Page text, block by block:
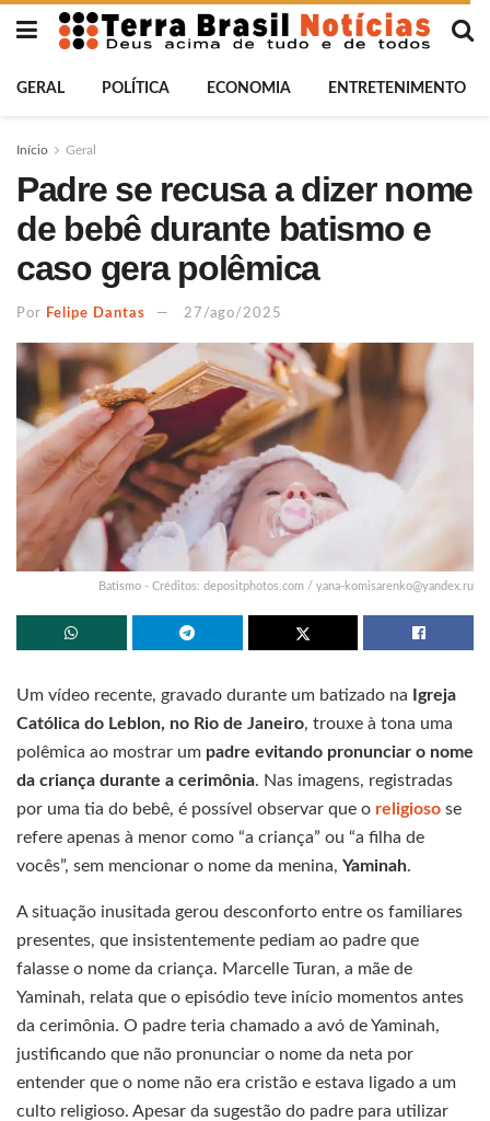
GERAL POLÍTICA ECONOMIA ENTRETENIMENTO
Início Geral
Padre se recusa a dizer nome
de bebê durante batismo e
caso gera polêmica
Por Felipe Dantas 27/ago/2025
Batismo - Créditos: depositphotos.com / yana-komisarenko@yandex.ru
Um vídeo recente, gravado durante um batizado na
Igreja
Católica do Leblon, no Rio de Janeiro, trouxe à tona uma
polêmica ao mostrar um padre evitando pronunciar o nome
da criança durante a cerimônia. Nas imagens, registradas
por uma tia do bebê, é possível observar que o religioso se
refere apenas à menor como “a criança” ou “a filha de
vocês”, sem mencionar o nome da menina, Yaminah.
A situação inusitada gerou desconforto entre os familiares
presentes, que insistentemente pediam ao padre que
falasse o nome da criança. Marcelle Turan, a mãe de
Yaminah, relata que o episódio teve início momentos antes
da cerimônia. O padre teria chamado a avó de Yaminah,
justificando que não pronunciar o nome da neta por
entender que o nome não era cristão e estava ligado a um
culto religioso. Apesar da sugestão do padre para utilizar